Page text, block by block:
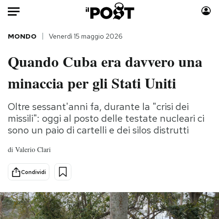
Auto
HOME
Italia
Politica
Tecnologia
Internet
Scienza
Cultura
Economia
Sport
Moda
Consumismi
Storie/Idee
Mondiali calcio 2026
MONDO Venerdì 15 maggio 2026
Quando Cuba era davvero una
minaccia per gli Stati Uniti
Oltre sessant'anni fa, durante la "crisi dei
missili": oggi al posto delle testate nucleari ci
sono un paio di cartelli e dei silos distrutti
di Valerio Clari
Condividi